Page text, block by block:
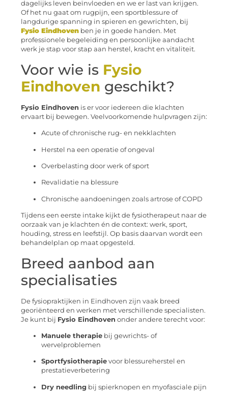
dagelijks leven beïnvloeden en we er last van krijgen.
Of het nu gaat om rugpijn, een sportblessure of
langdurige spanning in spieren en gewrichten, bij
Fysio Eindhoven ben je in goede handen. Met
professionele begeleiding en persoonlijke aandacht
werk je stap voor stap aan herstel, kracht en vitaliteit.
Voor wie is Fysio
Eindhoven geschikt?
Fysio Eindhoven is er voor iedereen die klachten
ervaart bij bewegen. Veelvoorkomende hulpvragen zijn:
Acute of chronische rug- en nekklachten
Herstel na een operatie of ongeval
Overbelasting door werk of sport
Revalidatie na blessure
Chronische aandoeningen zoals artrose of COPD
Tijdens een eerste intake kijkt de fysiotherapeut naar de
oorzaak van je klachten én de context: werk, sport,
houding, stress en leefstijl. Op basis daarvan wordt een
behandelplan op maat opgesteld.
Breed aanbod aan
specialisaties
De fysiopraktijken in Eindhoven zijn vaak breed
georiënteerd en werken met verschillende specialisten.
Je kunt bij Fysio Eindhoven onder andere terecht voor:
Manuele therapie bij gewrichts- of
wervelproblemen
Sportfysiotherapie voor blessureherstel en
prestatieverbetering
Dry needling bij spierknopen en myofasciale pijn